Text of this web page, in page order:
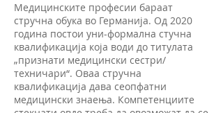
Медицинските професии бараат
стручна обука во Германија. Од 2020
година постои уни-формална стучна
квалификација која води до титулата
„признати медицински сестри/
техничари“. Оваа стручна
квалификација дава сеопфатни
медицински знаења. Компетенциите